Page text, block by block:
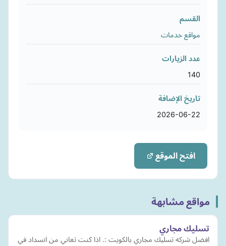
القسم
مواقع خدمات
عدد الزيارات
140
تاريخ الإضافة
2026-06-22
افتح الموقع
مواقع مشابهة
تسليك مجاري
افضل شركه تسليك مجاري بالكويت :. اذا كنت تعاني من انسداد في